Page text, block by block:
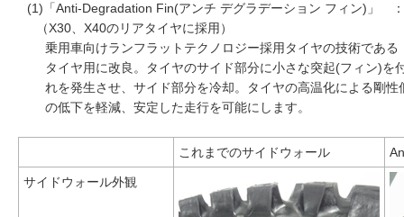
(1)「Anti-Degradation Fin(アンチ デグラデーション フィン)」
（X30、X40のリアタイヤに採用）
乗用車向けランフラットテクノロジー採用タイヤの技術であ
タイヤ用に改良。タイヤのサイド部分に小さな突起(フィン)を
れを発生させ、サイド部分を冷却。タイヤの高温化による剛
の低下を軽減、安定した走行を可能にします。
これまでのサイドウォール
サイドウォール外観